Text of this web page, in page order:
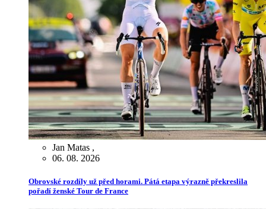
Jan Matas ,
06. 08. 2026
Obrovské rozdíly už před horami. Pátá etapa výrazně překreslila
pořadí ženské Tour de France